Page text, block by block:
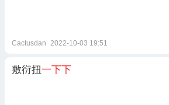
Cactusdan 2022-10-03 19:51
敷衍扭一下下